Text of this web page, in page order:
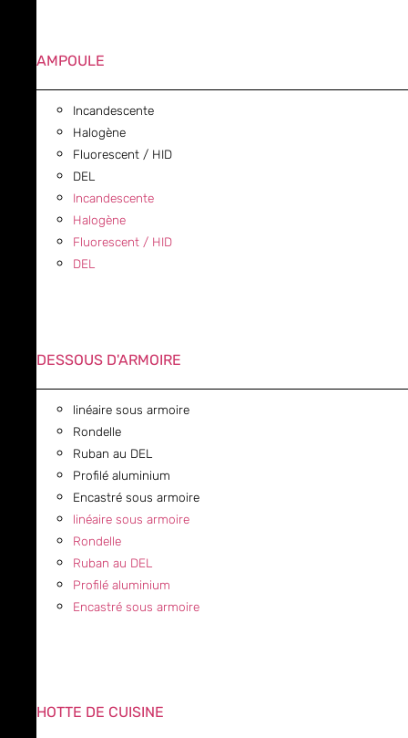
AMPOULE
Incandescente
Halogène
Fluorescent / HID
DEL
Incandescente
Halogène
Fluorescent / HID
DEL
DESSOUS D'ARMOIRE
linéaire sous armoire
Rondelle
Ruban au DEL
Profilé aluminium
Encastré sous armoire
linéaire sous armoire
Rondelle
Ruban au DEL
Profilé aluminium
Encastré sous armoire
HOTTE DE CUISINE